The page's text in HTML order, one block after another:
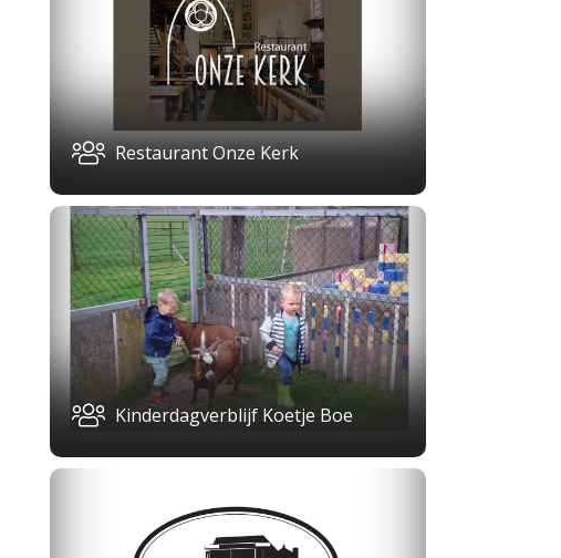
Restaurant Onze Kerk
Kinderdagverblijf Koetje Boe